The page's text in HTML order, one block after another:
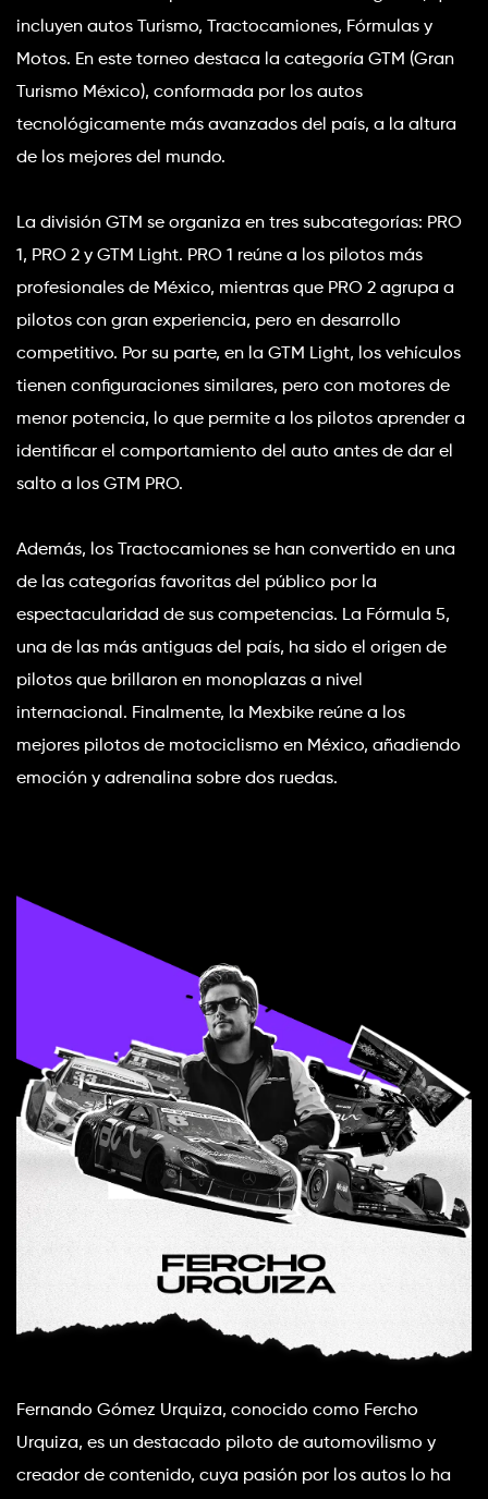
incluyen autos Turismo, Tractocamiones, Fórmulas y
Motos. En este torneo destaca la categoría GTM (Gran
Turismo México), conformada por los autos
tecnológicamente más avanzados del país, a la altura
de los mejores del mundo.
La división GTM se organiza en tres subcategorías: PRO
1, PRO 2 y GTM Light. PRO 1 reúne a los pilotos más
profesionales de México, mientras que PRO 2 agrupa a
pilotos con gran experiencia, pero en desarrollo
competitivo. Por su parte, en la GTM Light, los vehículos
tienen configuraciones similares, pero con motores de
menor potencia, lo que permite a los pilotos aprender a
identificar el comportamiento del auto antes de dar el
salto a los GTM PRO.
Además, los Tractocamiones se han convertido en una
de las categorías favoritas del público por la
espectacularidad de sus competencias. La Fórmula 5,
una de las más antiguas del país, ha sido el origen de
pilotos que brillaron en monoplazas a nivel
internacional. Finalmente, la Mexbike reúne a los
mejores pilotos de motociclismo en México, añadiendo
emoción y adrenalina sobre dos ruedas.
Fernando Gómez Urquiza, conocido como Fercho
Urquiza, es un destacado piloto de automovilismo y
creador de contenido, cuya pasión por los autos lo ha